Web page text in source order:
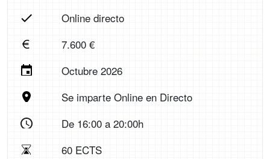
Online directo
7.600 €
Octubre 2026
Se imparte Online en Directo
De 16:00 a 20:00h
60 ECTS